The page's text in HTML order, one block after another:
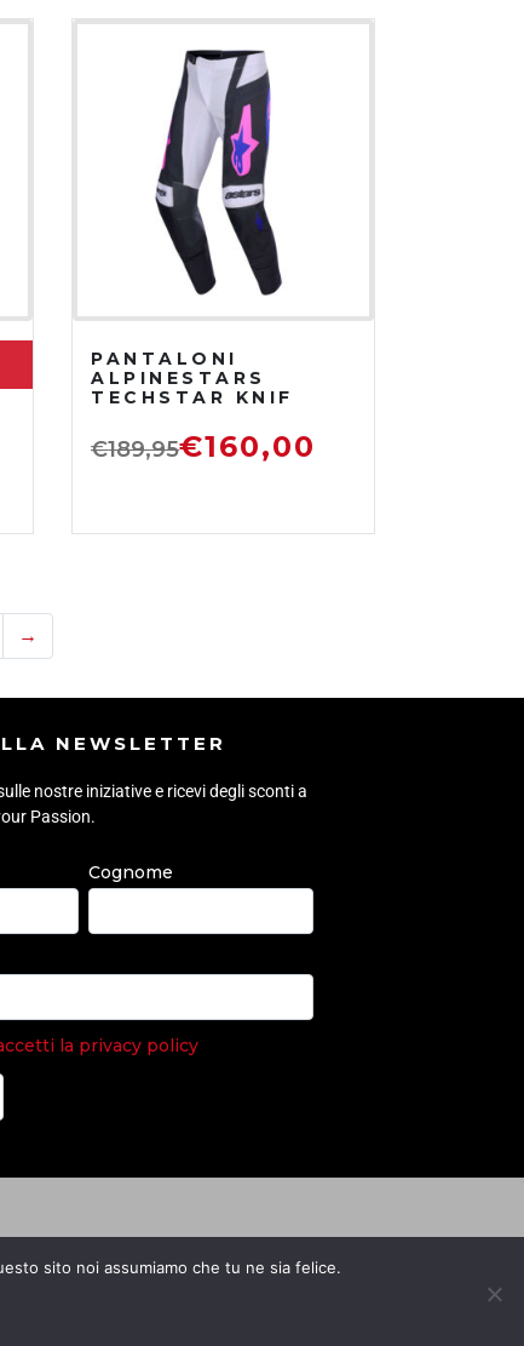
PANTALONI
ALPINESTARS
TECHSTAR KNIF
€189,95€160,00
→
NEWSLETTER
nostre iniziative e ricevi degli sconti a
Passion.
Cognome
la privacy policy
sito noi assumiamo che tu ne sia felice.